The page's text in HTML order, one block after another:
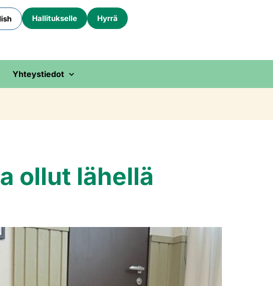
Hallitukselle Hyrrä
Yhteystiedot
ollut lähellä